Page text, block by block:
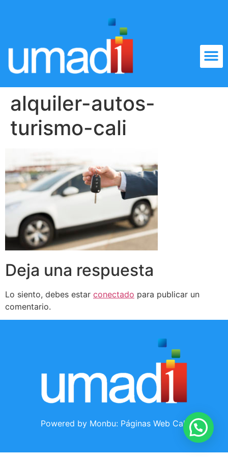
alquiler-autos-
turismo-cali
Deja una respuesta
Lo siento, debes estar conectado para publicar un
comentario.
Powered by Monbu: Páginas Web Cali